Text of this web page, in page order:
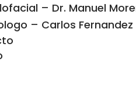
– Dr. Manuel
– Carlos Fernandez